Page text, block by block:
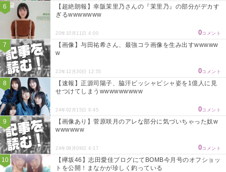
【超絶朗報】幸阪茉里乃さんの『茉里乃』の部分がデカす
ぎるwwwwwww
20年10月11日 4:00 0コメント
【画像】与田祐希さん、最強コラ画像を生み出すwwwww
w
22年12月30日 12:55 0コメント
【速報】正源司陽子、脇汗ビッシャビシャ姿を1億人に見
せつけてしまうwwwwwwwww
24年02月15日 9:45 0コメント
【画像あり】菅原咲月のアレな部分に気づいちゃった奴w
wwwwww
24年08月09日 4:17 0コメント
【欅坂46】志田愛佳ブログにてBOMB今月号のオフショッ
トを公開！まなかが珍しく釣っている